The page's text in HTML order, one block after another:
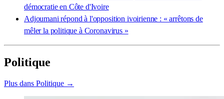
démocratie en Côte d'Ivoire
Adjoumani répond à l'opposition ivoirienne : « arrêtons de
mêler la politique à Coronavirus »
Politique
Plus dans Politique →